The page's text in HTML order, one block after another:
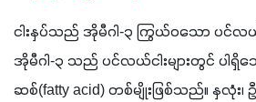
ငါးနှပ်သည် အိုမီဂါ-၃ ကြွယ်ဝသော ပင်လယ်
အိုမီဂါ-၃ သည် ပင်လယ်ငါးများတွင် ပါ
ဆစ်(fatty acid) တစ်မျိုးဖြစ်သည်။ နှလုံး၊